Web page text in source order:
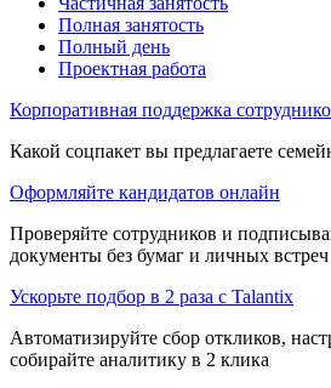
Полная занятость
Полный день
Проектная работа
Корпоративная поддержка
Какой соцпакет вы предлагаете
Оформляйте кандидатов онлайн
Проверяйте сотрудников и
документы без бумаг и личных встреч
Ускорьте подбор в 2 раза с Talantix
Автоматизируйте сбор откликов,
собирайте аналитику в 2 клика